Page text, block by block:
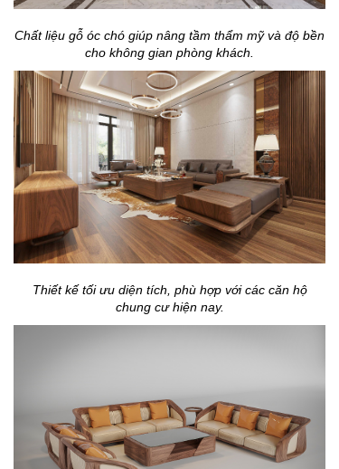
Chất liệu gỗ óc chó giúp nâng tầm thẩm mỹ và độ bền
cho không gian phòng khách.
Thiết kế tối ưu diện tích, phù hợp với các căn hộ
chung cư hiện nay.